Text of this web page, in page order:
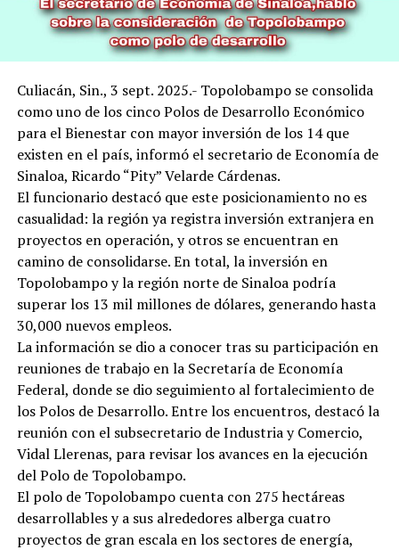
Culiacán, Sin., 3 sept. 2025.- Topolobampo se consolida
como uno de los cinco Polos de Desarrollo Económico
para el Bienestar con mayor inversión de los 14 que
existen en el país, informó el secretario de Economía de
Sinaloa, Ricardo “Pity” Velarde Cárdenas.
El funcionario destacó que este posicionamiento no es
casualidad: la región ya registra inversión extranjera en
proyectos en operación, y otros se encuentran en
camino de consolidarse. En total, la inversión en
Topolobampo y la región norte de Sinaloa podría
superar los 13 mil millones de dólares, generando hasta
30,000 nuevos empleos.
La información se dio a conocer tras su participación en
reuniones de trabajo en la Secretaría de Economía
Federal, donde se dio seguimiento al fortalecimiento de
los Polos de Desarrollo. Entre los encuentros, destacó la
reunión con el subsecretario de Industria y Comercio,
Vidal Llerenas, para revisar los avances en la ejecución
del Polo de Topolobampo.
El polo de Topolobampo cuenta con 275 hectáreas
desarrollables y a sus alrededores alberga cuatro
proyectos de gran escala en los sectores de energía,